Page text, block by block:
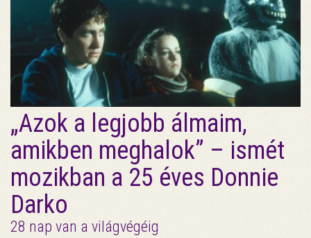
„Azok a legjobb álmaim,
amikben meghalok” – ismét
mozikban a 25 éves Donnie
Darko
28 nap van a világvégéig